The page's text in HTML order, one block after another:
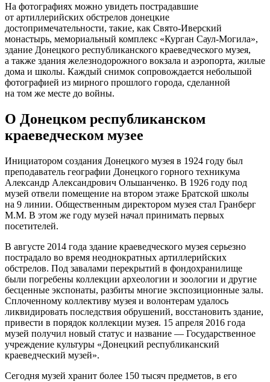
На фотографиях можно увидеть пострадавшие
от артиллерийских обстрелов донецкие
достопримечательности, такие, как Свято-Иверский
монастырь, мемориальный комплекс «Курган Саул-Могила»,
здание Донецкого республиканского краеведческого музея,
а также здания железнодорожного вокзала и аэропорта, жилые
дома и школы. Каждый снимок сопровождается небольшой
фотографией из мирного прошлого города, сделанной
на том же месте до войны.
О Донецком республиканском
краеведческом музее
Инициатором создания Донецкого музея в 1924 году был
преподаватель географии Донецкого горного техникума
Александр Александрович Ольшанченко. В 1926 году под
музей отвели помещение на втором этаже Братской школы
на 9 линии. Общественным директором музея стал Гранберг
М.М. В этом же году музей начал принимать первых
посетителей.
В августе 2014 года здание краеведческого музея серьезно
пострадало во время неоднократных артиллерийских
обстрелов. Под завалами перекрытий в фондохранилище
были погребены коллекции археологии и зоологии и другие
бесценные экспонаты, разбиты многие экспозиционные залы.
Сплоченному коллективу музея и волонтерам удалось
ликвидировать последствия обрушений, восстановить здание,
привести в порядок коллекции музея. 15 апреля 2016 года
музей получил новый статус и название — Государственное
учреждение культуры «Донецкий республиканский
краеведческий музей».
Сегодня музей хранит более 150 тысяч предметов, в его